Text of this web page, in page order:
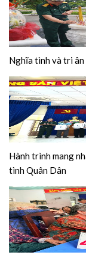
Nghĩa tình và tri
Hành trình mang
tình Quân Dân